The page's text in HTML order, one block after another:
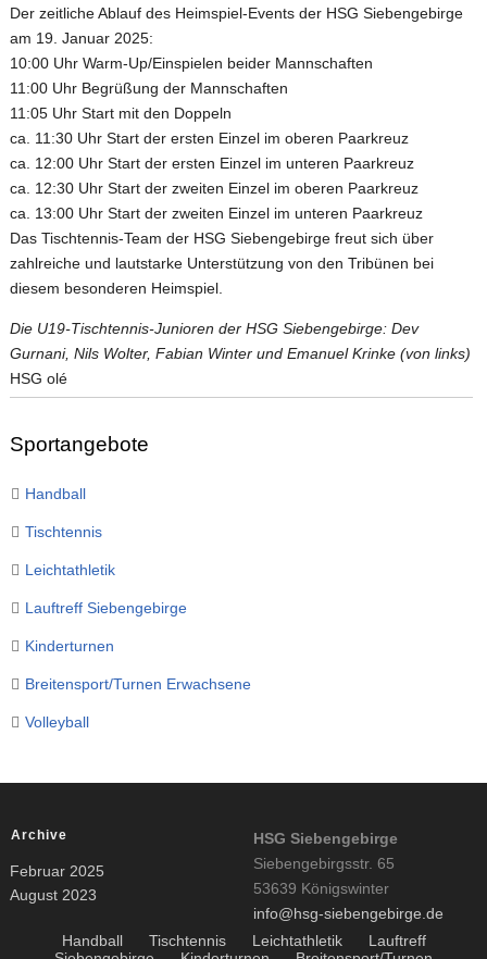
Der zeitliche Ablauf des Heimspiel-Events der HSG Siebengebirge
am 19. Januar 2025:
10:00 Uhr Warm-Up/Einspielen beider Mannschaften
11:00 Uhr Begrüßung der Mannschaften
11:05 Uhr Start mit den Doppeln
ca. 11:30 Uhr Start der ersten Einzel im oberen Paarkreuz
ca. 12:00 Uhr Start der ersten Einzel im unteren Paarkreuz
ca. 12:30 Uhr Start der zweiten Einzel im oberen Paarkreuz
ca. 13:00 Uhr Start der zweiten Einzel im unteren Paarkreuz
Das Tischtennis-Team der HSG Siebengebirge freut sich über
zahlreiche und lautstarke Unterstützung von den Tribünen bei
diesem besonderen Heimspiel.
Die U19-Tischtennis-Junioren der HSG Siebengebirge: Dev
Gurnani, Nils Wolter, Fabian Winter und Emanuel Krinke (von links)
HSG olé
Sportangebote
Handball
Tischtennis
Leichtathletik
Lauftreff Siebengebirge
Kinderturnen
Breitensport/Turnen Erwachsene
Volleyball
Archive
Februar 2025
August 2023
HSG Siebengebirge
Siebengebirgsstr. 65
53639 Königswinter
info@hsg-siebengebirge.de
Handball
Tischtennis Leichtathletik
Lauftreff